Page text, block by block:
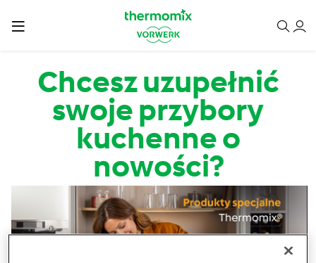
Chcesz uzupełnić
swoje przybory
kuchenne o
nowości?